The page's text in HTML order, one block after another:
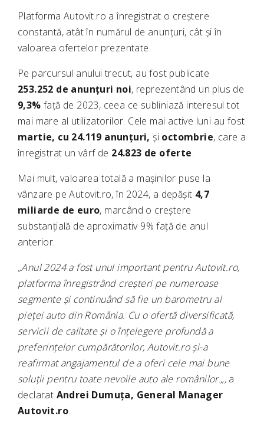
Platforma Autovit.ro a înregistrat o creștere
constantă, atât în numărul de anunțuri, cât și în
valoarea ofertelor prezentate.
Pe parcursul anului trecut, au fost publicate
253.252 de anunțuri noi, reprezentând un plus de
9,3% față de 2023, ceea ce subliniază interesul tot
mai mare al utilizatorilor. Cele mai active luni au fost
martie, cu 24.119 anunțuri, și octombrie, care a
înregistrat un vârf de 24.823 de oferte.
Mai mult, valoarea totală a mașinilor puse la
vânzare pe Autovit.ro, în 2024, a depășit 4,7
miliarde de euro, marcând o creștere
substanțială de aproximativ 9% față de anul
anterior.
„Anul 2024 a fost unul important pentru Autovit.ro,
platforma înregistrând creșteri pe numeroase
segmente și continuând să fie un barometru al
pieței auto din România. Cu o ofertă diversificată,
servicii de calitate și o înțelegere profundă a
preferințelor cumpărătorilor, Autovit.ro și-a
reafirmat angajamentul de a oferi cele mai bune
soluții pentru toate nevoile auto ale românilor.„, a
declarat Andrei Dumuța, General Manager
Autovit.ro.